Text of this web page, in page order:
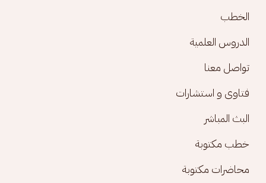
الخطب
الدروس العلمية
تواصل معنا
فتاوى و استشارات
البث المباشر
خطب مكتوبة
محاضرات مكتوبة